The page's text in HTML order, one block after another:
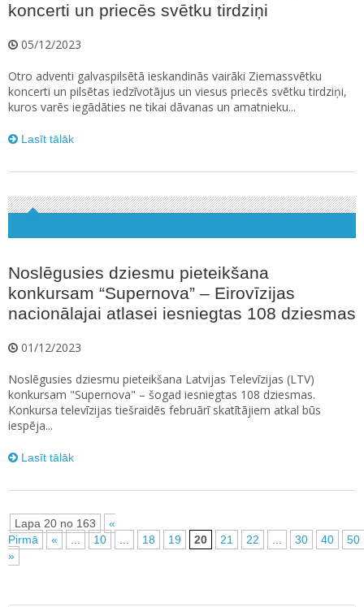
koncerti un priecēs svētku tirdziņi
05/12/2023
Otro adventi galvaspilsētā ieskandinās vairāki Ziemassvētku
koncerti un pilsētas iedzīvotājus un viesus priecēs svētku tirdziņi,
kuros varēs iegādāties ne tikai dāvanas un amatnieku...
Lasīt tālāk
Noslēgusies dziesmu pieteikšana
konkursam “Supernova” – Eirovīzijas
nacionālajai atlasei iesniegtas 108 dziesmas
01/12/2023
Noslēgusies dziesmu pieteikšana Latvijas Televīzijas (LTV)
konkursam "Supernova" – šogad iesniegtas 108 dziesmas.
Konkursa televīzijas tiešraidēs februārī skatītājiem atkal būs
iespēja...
Lasīt tālāk
Lapa 20 no 163
«
Pirmā
« 10 18 19 20 21 22 30 40
50
»